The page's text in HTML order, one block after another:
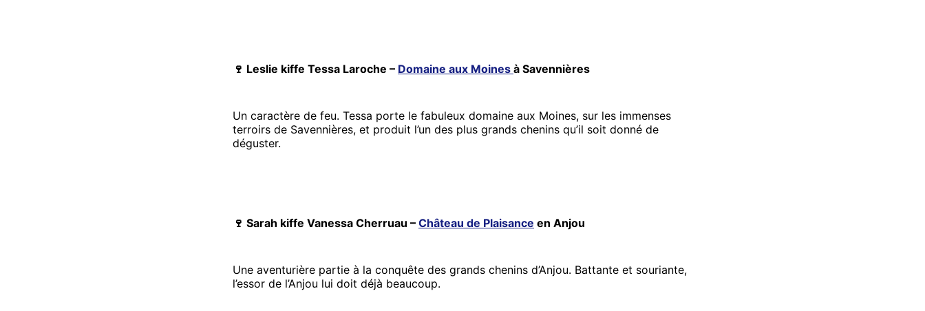
🍷 Leslie kiffe Tessa Laroche – Domaine aux Moines à Savennières
Un caractère de feu. Tessa porte le fabuleux domaine aux Moines, sur les immenses
terroirs de Savennières, et produit l’un des plus grands chenins qu’il soit donné de
déguster.
🍷 Sarah kiffe Vanessa Cherruau – Château de Plaisance en Anjou
Une aventurière partie à la conquête des grands chenins d’Anjou. Battante et souriante,
l’essor de l’Anjou lui doit déjà beaucoup.